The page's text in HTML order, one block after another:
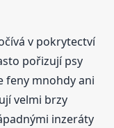
v pokrytectví
pořizují psy
feny mnohdy ani
velmi brzy
inzeráty